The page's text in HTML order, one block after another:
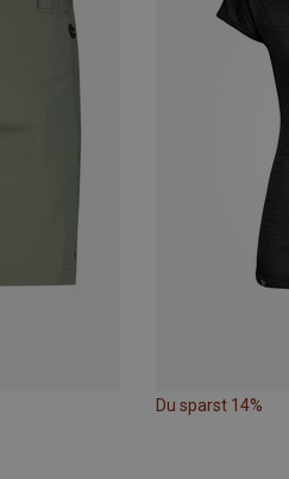
Du sparst 14%